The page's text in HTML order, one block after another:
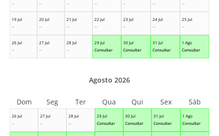
--
--
--
--
--
--
--
19 Jul
--
20 Jul
--
21 Jul
--
22 Jul
--
23 Jul
--
24 Jul
--
25 Jul
--
26 Jul
--
27 Jul
--
28 Jul
--
29 Jul
Consultar
30 Jul
Consultar
31 Jul
Consultar
1 Ago
Consultar
26 Jul
--
27 Jul
--
28 Jul
--
29 Jul
Consultar
30 Jul
Consultar
31 Jul
Consultar
1 Ago
Consultar
Agosto 2026
Dom Seg Ter Qua Qui Sex Sáb